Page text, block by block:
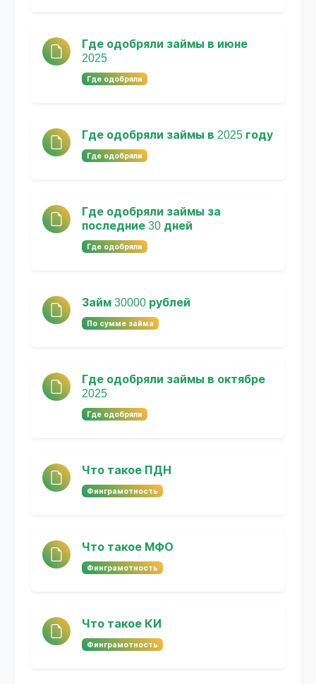
Где одобряли займы в июне
2025
Где одобряли
Где одобряли займы в 2025 году
Где одобряли
Где одобряли займы за
последние 30 дней
Где одобряли
Займ 30000 рублей
По сумме займа
Где одобряли займы в октябре
2025
Где одобряли
Что такое ПДН
Финграмотность
Что такое МФО
Финграмотность
Что такое КИ
Финграмотность